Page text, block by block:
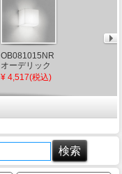
OB081015NR
オーデリック
ブラケットラ
白色）
¥ 4,517(税込)